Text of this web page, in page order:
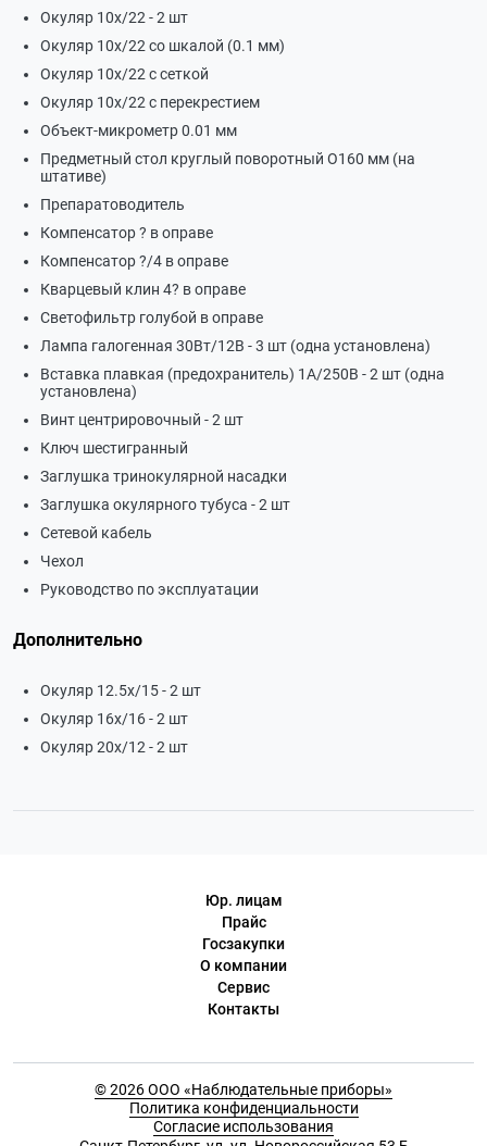
Окуляр 10х/22 - 2 шт
Окуляр 10х/22 со шкалой (0.1 мм)
Окуляр 10х/22 с сеткой
Окуляр 10х/22 с перекрестием
Объект-микрометр 0.01 мм
Предметный стол круглый поворотный O160 мм (на
штативе)
Препаратоводитель
Компенсатор ? в оправе
Компенсатор ?/4 в оправе
Кварцевый клин 4? в оправе
Светофильтр голубой в оправе
Лампа галогенная 30Вт/12В - 3 шт (одна установлена)
Вставка плавкая (предохранитель) 1А/250В - 2 шт (одна
установлена)
Винт центрировочный - 2 шт
Ключ шестигранный
Заглушка тринокулярной насадки
Заглушка окулярного тубуса - 2 шт
Сетевой кабель
Чехол
Руководство по эксплуатации
Дополнительно
Окуляр 12.5х/15 - 2 шт
Окуляр 16х/16 - 2 шт
Окуляр 20х/12 - 2 шт
Юр. лицам
Прайс
Госзакупки
О компании
Сервис
Контакты
© 2026 ООО «Наблюдательные приборы»
Политика конфиденциальности
Согласие использования